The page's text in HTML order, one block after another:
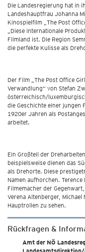
Die Landesregierung hat in
Landeshauptfrau Johanna
Kinospielfilm „The Post
„Diese internationale
Filmland ist. Die Region
die perfekte Kulisse als
Der Film „The Post Office
Verwandlung“ von Stefan
österreichisch/
die Geschichte einer jungen
1920er Jahren als
arbeitet.
Ein Großteil der
beispielsweise dienen das
als Drehorte. Diese
Namen aufhorchen.
Filmemacher der
Verena Altenberger,
Hauptrollen zu sehen.
Rückfragen &
Amt der NÖ